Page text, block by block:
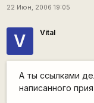
22 Июн, 2006 19:05
V Vital
А ты ссылками
написанного